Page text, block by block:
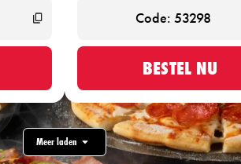
BESTEL NU
Meer laden